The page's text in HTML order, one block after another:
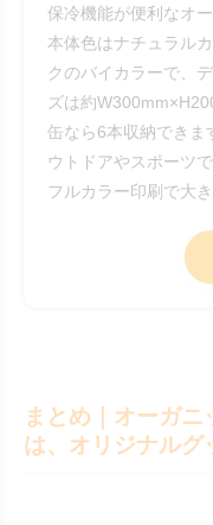
保冷機能が便利なオ
本体色はナチュラル
クのバイカラーで、
ズは約
缶なら6本収納できま
ウトドアやスポーツ
フルカラー印刷で大
まとめ｜オーガ
は、オリジナルグ